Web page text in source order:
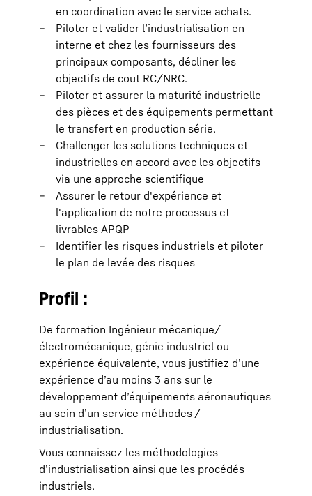
en coordination avec le service achats.
Piloter et valider l’industrialisation en
interne et chez les fournisseurs des
principaux composants, décliner les
objectifs de cout RC/NRC.
Piloter et assurer la maturité industrielle
des pièces et des équipements permettant
le transfert en production série.
Challenger les solutions techniques et
industrielles en accord avec les objectifs
via une approche scientifique
Assurer le retour d'expérience et
l'application de notre processus et
livrables APQP
Identifier les risques industriels et piloter
le plan de levée des risques
Profil :
De formation Ingénieur mécanique/
électromécanique, génie industriel ou
expérience équivalente, vous justifiez d’une
expérience d’au moins 3 ans sur le
développement d’équipements aéronautiques
au sein d’un service méthodes /
industrialisation.
Vous connaissez les méthodologies
d’industrialisation ainsi que les procédés
industriels.